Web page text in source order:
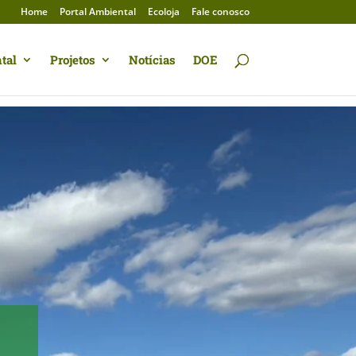
Home Portal Ambiental Ecoloja Fale conosco
Projetos Notícias DOE